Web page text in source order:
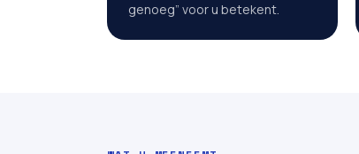
genoeg” voor u betekent.